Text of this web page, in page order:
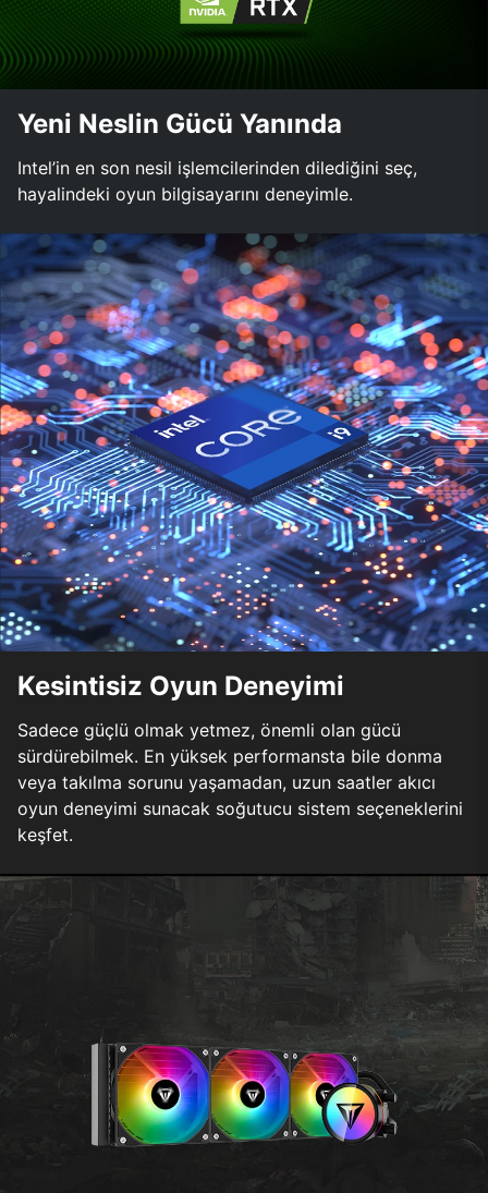
Yeni Neslin Gücü Yanında
Intel’in en son nesil işlemcilerinden dilediğini seç,
hayalindeki oyun bilgisayarını deneyimle.
Kesintisiz Oyun Deneyimi
Sadece güçlü olmak yetmez, önemli olan gücü
sürdürebilmek. En yüksek performansta bile donma
veya takılma sorunu yaşamadan, uzun saatler akıcı
oyun deneyimi sunacak soğutucu sistem seçeneklerini
keşfet.